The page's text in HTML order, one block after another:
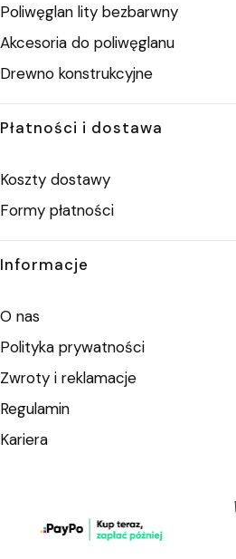
Poliwęglan lity bezbarwny
Akcesoria do poliwęglanu
Drewno konstrukcyjne
Płatności i dostawa
Koszty dostawy
Formy płatności
Informacje
O nas
Polityka prywatności
Zwroty i reklamacje
Regulamin
Kariera